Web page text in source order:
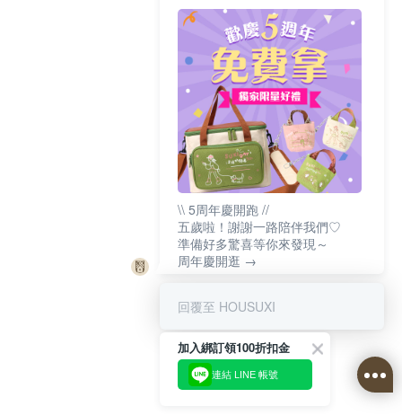
\\ 5周年慶開跑 //
五歲啦！謝謝一路陪伴我們♡
準備好多驚喜等你來發現～
周年慶開逛 →
回覆至 HOUSUXI
加入綁訂領100折扣金
連結 LINE 帳號